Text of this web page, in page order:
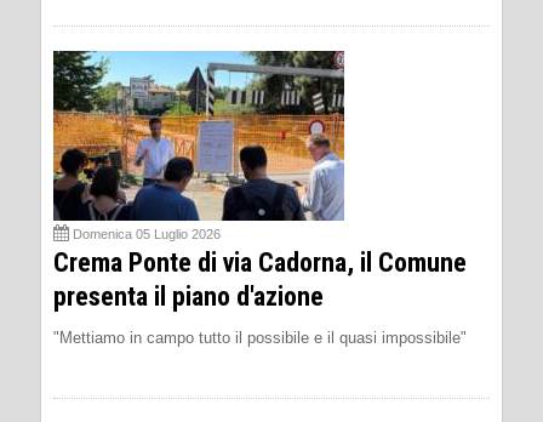
Domenica 05 Luglio 2026
Crema Ponte di via Cadorna, il Comune
presenta il piano d'azione
"Mettiamo in campo tutto il possibile e il quasi impossibile"